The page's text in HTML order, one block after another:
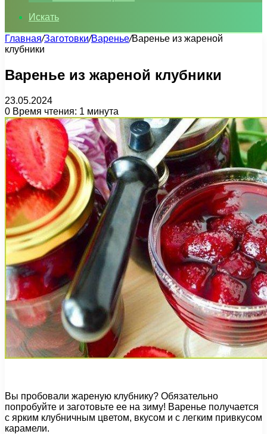
Искать
Главная/Заготовки/Варенье/Варенье из жареной
клубники
Варенье из жареной клубники
23.05.2024
0 Время чтения: 1 минута
Вы пробовали жареную клубнику? Обязательно
попробуйте и заготовьте ее на зиму! Варенье получается
с ярким клубничным цветом, вкусом и с легким привкусом
карамели.